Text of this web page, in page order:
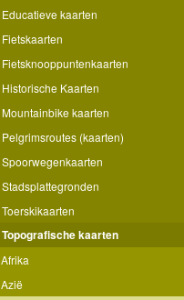
Educatieve kaarten
Fietskaarten
Fietsknooppuntenkaarten
Historische Kaarten
Mountainbike kaarten
Pelgrimsroutes (kaarten)
Spoorwegenkaarten
Stadsplattegronden
Toerskikaarten
Topografische kaarten
Afrika
Azië